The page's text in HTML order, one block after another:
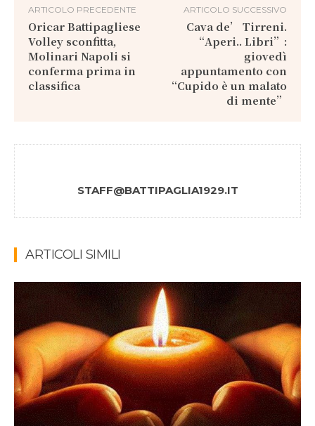
ARTICOLO PRECEDENTE
Oricar Battipagliese
Volley sconfitta,
Molinari Napoli si
conferma prima in
classifica
ARTICOLO SUCCESSIVO
Cava de’ Tirreni.
“Aperi.. Libri”:
giovedì
appuntamento con
“Cupido è un malato
di mente”
STAFF@BATTIPAGLIA1929.IT
ARTICOLI SIMILI